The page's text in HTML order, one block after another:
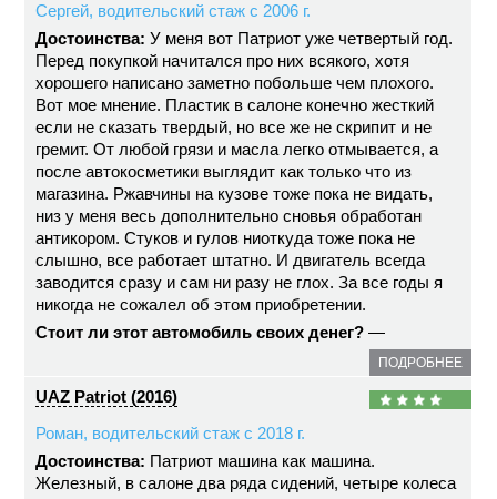
Сергей, водительский стаж с 2006 г.
Достоинства: У меня вот Патриот уже четвертый год.
Перед покупкой начитался про них всякого, хотя
хорошего написано заметно побольше чем плохого.
Вот мое мнение. Пластик в салоне конечно жесткий
если не сказать твердый, но все же не скрипит и не
гремит. От любой грязи и масла легко отмывается, а
после автокосметики выглядит как только что из
магазина. Ржавчины на кузове тоже пока не видать,
низ у меня весь дополнительно сновья обработан
антикором. Стуков и гулов ниоткуда тоже пока не
слышно, все работает штатно. И двигатель всегда
заводится сразу и сам ни разу не глох. За все годы я
никогда не сожалел об этом приобретении.
Стоит ли этот автомобиль своих денег? —
ПОДРОБНЕЕ
UAZ Patriot (2016)
Роман, водительский стаж с 2018 г.
Достоинства: Патриот машина как машина.
Железный, в салоне два ряда сидений, четыре колеса